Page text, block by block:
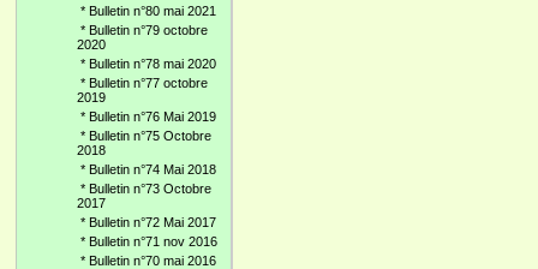
* Bulletin n°80 mai 2021
* Bulletin n°79 octobre
2020
* Bulletin n°78 mai 2020
* Bulletin n°77 octobre
2019
* Bulletin n°76 Mai 2019
* Bulletin n°75 Octobre
2018
* Bulletin n°74 Mai 2018
* Bulletin n°73 Octobre
2017
* Bulletin n°72 Mai 2017
* Bulletin n°71 nov 2016
* Bulletin n°70 mai 2016